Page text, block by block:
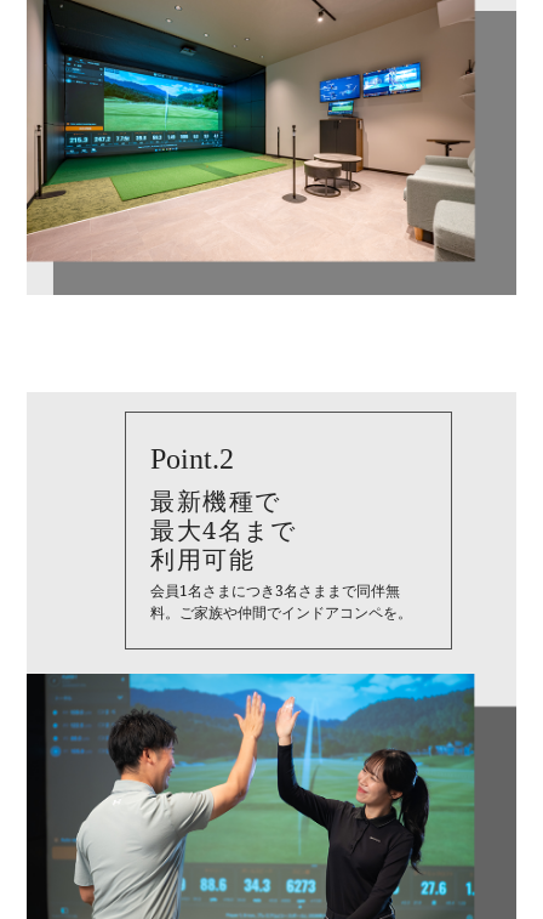
Point.2
最新機種で
最大4名まで
利用可能
会員1名さまにつき3名さままで同伴無
料。ご家族や仲間でインドアコンペを。